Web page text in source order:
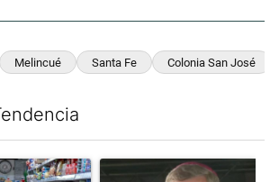
Melincué Santa Fe Colonia San José
con el título "La inflación en CABA
Un artículo de tendencia con